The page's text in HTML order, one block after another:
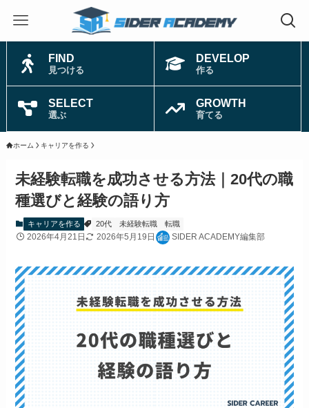
FIND
見つける
DEVELOP
作る
SELECT
選ぶ
GROWTH
育てる
ホーム キャリアを作る
未経験転職を成功させる方法｜20代の職
種選びと経験の語り方
キャリアを作る 20代 未経験転職 転職
2026年4月21日 2026年5月19日 SIDER ACADEMY編集部